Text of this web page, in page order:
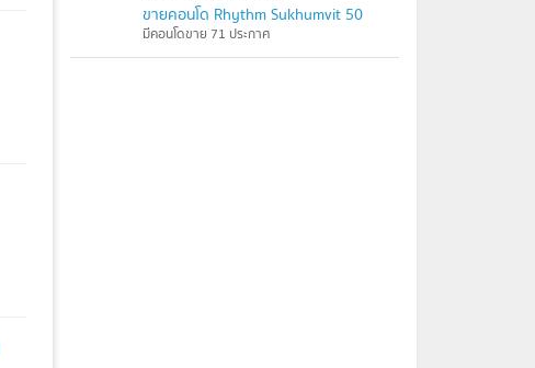
ขายคอนโด Rhythm Sukhumvit 50
มีคอนโดขาย 71 ประกาศ